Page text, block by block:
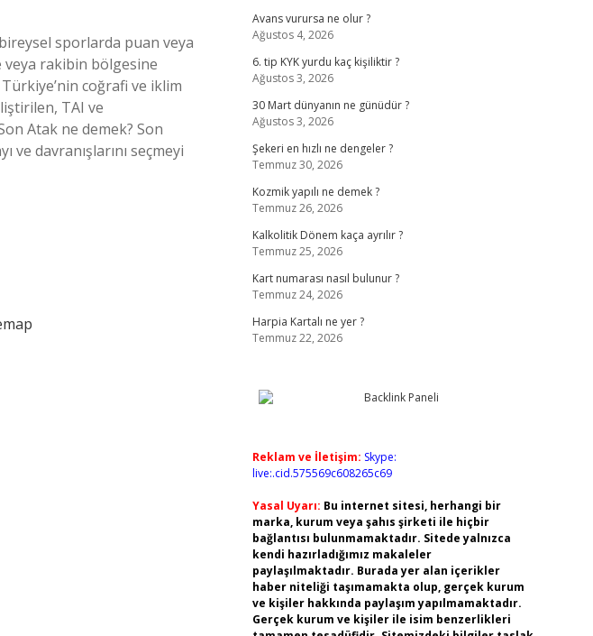
sporlarda puan veya
veya rakibin bölgesine
coğrafi ve iklim
TAI ve
Atak ne demek? Son
davranışlarını seçmeyi
Avans vurursa ne olur ?
Ağustos 4, 2026
6. tip KYK yurdu kaç kişiliktir ?
Ağustos 3, 2026
30 Mart dünyanın ne günüdür ?
Ağustos 3, 2026
Şekeri en hızlı ne dengeler ?
Temmuz 30, 2026
Kozmik yapılı ne demek ?
Temmuz 26, 2026
Kalkolitik Dönem kaça ayrılır ?
Temmuz 25, 2026
Kart numarası nasıl bulunur ?
Temmuz 24, 2026
Harpia Kartalı ne yer ?
Temmuz 22, 2026
Reklam ve İletişim: Skype:
live:.cid.575569c608265c69
Yasal Uyarı: Bu internet sitesi, herhangi bir
marka, kurum veya şahıs şirketi ile hiçbir
bağlantısı bulunmamaktadır. Sitede yalnızca
kendi hazırladığımız makaleler
paylaşılmaktadır. Burada yer alan içerikler
haber niteliği taşımamakta olup, gerçek kurum
ve kişiler hakkında paylaşım yapılmamaktadır.
Gerçek kurum ve kişiler ile isim benzerlikleri